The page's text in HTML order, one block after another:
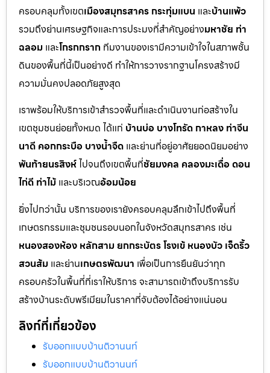
ครอบคลุมทั้งเขตเมืองสมุทรสาคร กระทุ่มแบน และบ้านแพ้ว
รวมถึงย่านเศรษฐกิจและการประมงที่สำคัญอย่างมหาชัย ท่า
ฉลอม และโกรกกราก ทีมงานของเรามีความเข้าใจในสภาพชั้น
ดินของพื้นที่นี้เป็นอย่างดี ทำให้การวางรากฐานโครงสร้างมี
ความมั่นคงปลอดภัยสูงสุด
เราพร้อมให้บริการเข้าสำรวจพื้นที่และดำเนินงานก่อสร้างใน
เขตชุมชนย่อยทั้งหมด ได้แก่ บ้านบ่อ บางโทรัด กาหลง ท่าจีน
นาดี คอกกระบือ บางน้ำจืด และย่านที่อยู่อาศัยยอดนิยมอย่าง
พันท้ายนรสิงห์ไปจนถึงเขตพื้นที่ชัยมงคล คลองมะเดื่อ ดอน
ไก่ดี ท่าไม้ และบริเวณอ้อมน้อย
ยิ่งไปกว่านั้น บริการของเรายังครอบคลุมลึกเข้าไปถึงพื้นที่
เกษตรกรรมและชุมชนรอบนอกในจังหวัดสมุทรสาคร เช่น
หนองสองห้อง หลักสาม ยกกระบัตร โรงเข้ หนองบัว เจ็ดริ้ว
สวนส้ม และย่านเกษตรพัฒนา เพื่อเป็นการยืนยันว่าทุก
ครอบครัวในพื้นที่ที่เราให้บริการ จะสามารถเข้าถึงบริการรับ
สร้างบ้านระดับพรีเมียมในราคาที่จับต้องได้อย่างแน่นอน
ลิงก์ที่เกี่ยวข้อง
รับออกแบบบ้านติวานนท์
รับออกแบบบ้านติวานนท์